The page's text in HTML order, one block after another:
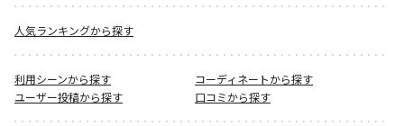
人気ランキングから探す
利用シーンから探す
コーディネートから探す
ユーザー投稿から探す
口コミから探す